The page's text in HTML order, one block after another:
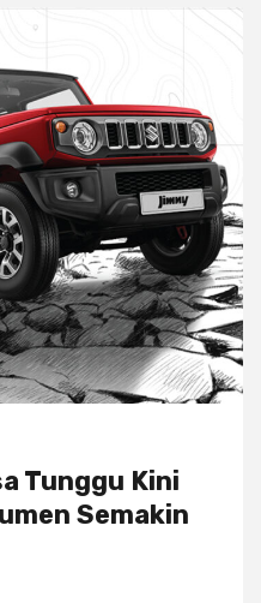
Tunggu Kini
Semakin